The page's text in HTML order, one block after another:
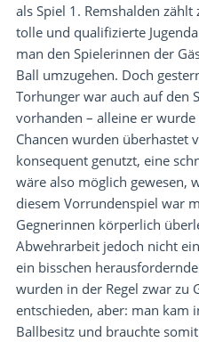
als Spiel 1. Remshalden
tolle und qualifizierte
man den Spielerinnen der
Ball umzugehen. Doch
Torhunger war auch auf den
vorhanden – alleine er
Chancen wurden überhastet
konsequent genutzt, eine
wäre also möglich gewesen,
diesem Vorrundenspiel war
Gegnerinnen körperlich
Abwehrarbeit jedoch nicht
ein bisschen
wurden in der Regel zwar zu
entschieden, aber: man kam
Ballbesitz und brauchte